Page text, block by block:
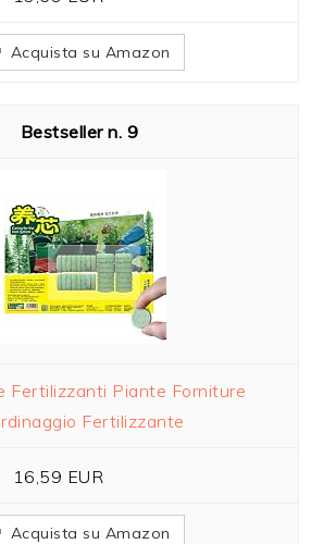
Acquista su Amazon
9
Fertilizzanti Piante Forniture
Fertilizzante
16,59 EUR
Acquista su Amazon